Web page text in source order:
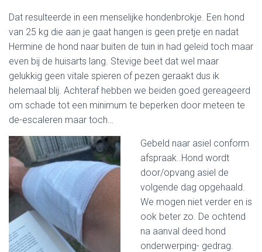
Dat resulteerde in een menselijke hondenbrokje. Een hond
van 25 kg die aan je gaat hangen is geen pretje en nadat
Hermine de hond naar buiten de tuin in had geleid toch maar
even bij de huisarts lang. Stevige beet dat wel maar
gelukkig geen vitale spieren of pezen geraakt dus ik
helemaal blij. Achteraf hebben we beiden goed gereageerd
om schade tot een minimum te beperken door meteen te
de-escaleren maar toch…
Gebeld naar asiel conform
afspraak..Hond wordt
door/opvang asiel de
volgende dag opgehaald.
We mogen niet verder en is
ook beter zo. De ochtend
na aanval deed hond
onderwerping- gedrag.